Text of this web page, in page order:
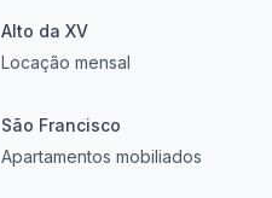
Alto da XV
Locação mensal
São Francisco
Apartamentos mobiliados